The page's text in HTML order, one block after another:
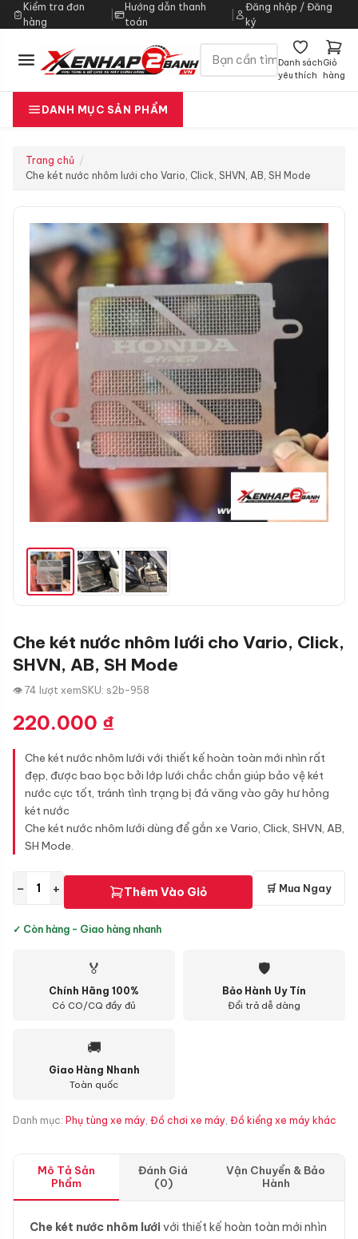
Kiểm tra đơn
hàng
|
Hướng dẫn thanh
toán
Đăng nhập / Đăng
ký
Danh sách
yêu thích
Giỏ
hàng
DANH MỤC SẢN PHẨM
Trang chủ
Che két nước nhôm lưới cho Vario, Click, SHVN, AB, SH Mode
Che két nước nhôm lưới cho Vario, Click,
SHVN, AB, SH Mode
👁 74 lượt xemSKU: s2b-958
220.000 ₫
Che két nước nhôm lưới với thiết kế hoàn toàn mới nhìn rất
đẹp, được bao bọc bởi lớp lưới chắc chắn giúp bảo vệ két
nước cực tốt, tránh tình trạng bị đá văng vào gây hư hỏng
két nước
Che két nước nhôm lưới dùng để gắn xe Vario, Click, SHVN, AB,
SH Mode.
− + Thêm Vào Giỏ 🛒 Mua Ngay
✓ Còn hàng - Giao hàng nhanh
🏅
Chính Hãng 100%
Có CO/CQ đầy đủ
🛡
Bảo Hành Uy Tín
Đổi trả dễ dàng
🚚
Giao Hàng Nhanh
Toàn quốc
Danh mục: Phụ tùng xe máy, Đồ chơi xe máy, Đồ kiểng xe máy khác
Mô Tả Sản
Phẩm
Đánh Giá
(0)
Vận Chuyển & Bảo
Hành
Che két nước nhôm lướivới thiết kế hoàn toàn mới nhìn